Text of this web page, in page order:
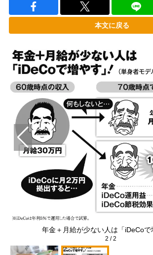
本文に戻る
年金＋月給が少ない人は「iDeCoで
2 /2